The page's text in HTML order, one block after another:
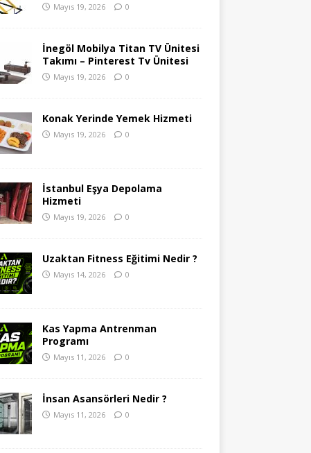
Mayıs 19, 2026 0
İnegöl Mobilya Titan TV Ünitesi
Takımı – Pinterest Tv Ünitesi
Mayıs 19, 2026 0
Konak Yerinde Yemek Hizmeti
Mayıs 19, 2026 0
İstanbul Eşya Depolama
Hizmeti
Mayıs 19, 2026 0
Uzaktan Fitness Eğitimi Nedir ?
Mayıs 14, 2026 0
Kas Yapma Antrenman
Programı
Mayıs 11, 2026 0
İnsan Asansörleri Nedir ?
Mayıs 11, 2026 0